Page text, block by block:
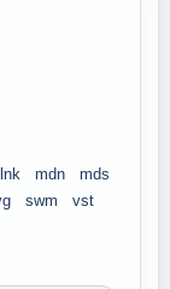
lnk mdn
mds
swm vst